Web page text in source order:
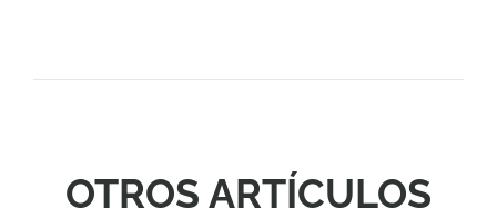
OTROS ARTÍCULOS